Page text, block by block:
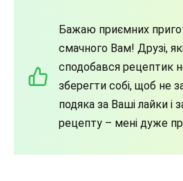
Бажаю приємних
смачного Вам! Друзі,
сподобався рецептик
зберегти собі, щоб не
подяка за Ваші лайки і
рецепту – мені дуже